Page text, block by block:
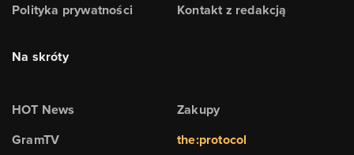
Polityka prywatności
Kontakt z redakcją
Na skróty
HOT News
GramTV
Zakupy
the:protocol